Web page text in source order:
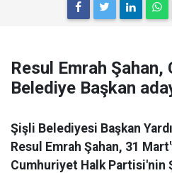
Resul Emrah Şahan,
Belediye Başkan
Şişli Belediyesi Başkan
Resul Emrah Şahan, 31
Cumhuriyet Halk Partisi'nin